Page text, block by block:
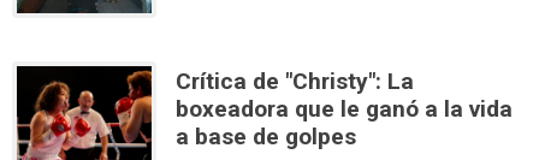
Crítica de "Christy": La
boxeadora que le ganó a la vida
a base de golpes